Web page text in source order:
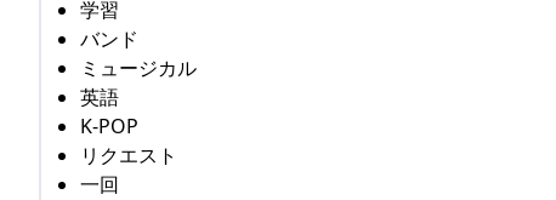
学習
バンド
ミュージカル
英語
K-POP
リクエスト
一回